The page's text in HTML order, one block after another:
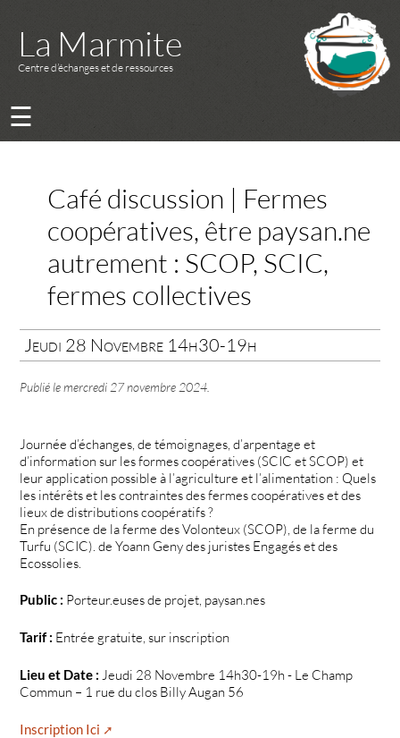
La Marmite
Centre d’échanges et de ressources
☰
Café discussion | Fermes
coopératives, être paysan.ne
autrement : SCOP, SCIC,
fermes collectives
Jeudi 28 Novembre 14h30-19h
Publié lemercredi 27 novembre 2024
Journée d’échanges, de témoignages, d’arpentage et
d’information sur les formes coopératives (SCIC et SCOP) et
leur application possible à l’agriculture et l’alimentation : Quels
les intérêts et les contraintes des fermes coopératives et des
lieux de distributions coopératifs ?
En présence de la ferme des Volonteux (SCOP), de la ferme du
Turfu (SCIC). de Yoann Geny des juristes Engagés et des
Ecossolies.
Public : Porteur.euses de projet, paysan.nes
Tarif : Entrée gratuite, sur inscription
Lieu et Date : Jeudi 28 Novembre 14h30-19h - Le Champ
Commun – 1 rue du clos Billy Augan 56
Inscription Ici